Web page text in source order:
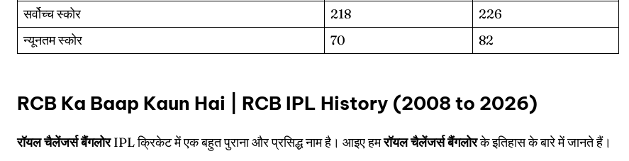
Schedule
World Cup
Venues
Schedule
World Cup
Venues
सर्वोच्च स्कोर
218
226
न्यूनतम स्कोर
70 82
RCB Ka Baap Kaun Hai | RCB IPL History (2008 to 2026)
रॉयल चैलेंजर्स बैंगलोरIPL क्रिकेट में एक बहुत पुराना और प्रसिद्ध नाम है। आइए हमरॉयल चैलेंजर्स बैंगलोरके इतिहास के बारे में जानते हैं।